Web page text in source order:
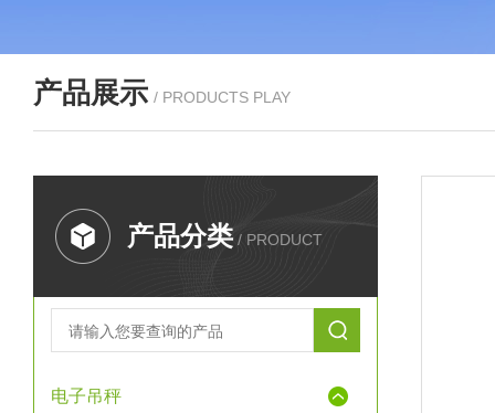
产品展示 / PRODUCTS PLAY
产品分类 / PRODUCT
电子吊秤